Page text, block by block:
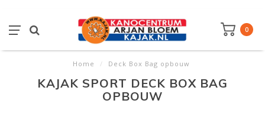
0
Home / Deck Box Bag opbouw
KAJAK SPORT DECK BOX BAG
OPBOUW